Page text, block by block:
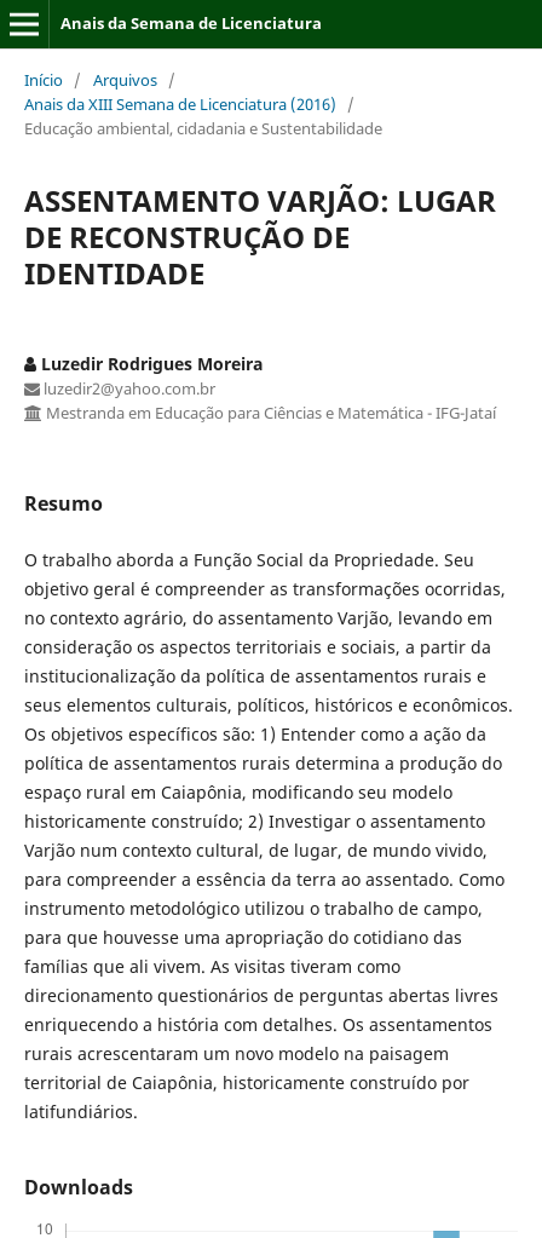
Anais da Semana de Licenciatura
Início / Arquivos /
Anais da XIII Semana de Licenciatura (2016)
/
Educação ambiental, cidadania e Sustentabilidade
ASSENTAMENTO VARJÃO: LUGAR
DE RECONSTRUÇÃO DE
IDENTIDADE
Luzedir Rodrigues Moreira
luzedir2@yahoo.com.br
Mestranda em Educação para Ciências e Matemática - IFG-Jataí
Resumo
O trabalho aborda a Função Social da Propriedade. Seu
objetivo geral é compreender as transformações ocorridas,
no contexto agrário, do assentamento Varjão, levando em
consideração os aspectos territoriais e sociais, a partir da
institucionalização da política de assentamentos rurais e
seus elementos culturais, políticos, históricos e econômicos.
Os objetivos específicos são: 1) Entender como a ação da
política de assentamentos rurais determina a produção do
espaço rural em Caiapônia, modificando seu modelo
historicamente construído; 2) Investigar o assentamento
Varjão num contexto cultural, de lugar, de mundo vivido,
para compreender a essência da terra ao assentado. Como
instrumento metodológico utilizou o trabalho de campo,
para que houvesse uma apropriação do cotidiano das
famílias que ali vivem. As visitas tiveram como
direcionamento questionários de perguntas abertas livres
enriquecendo a história com detalhes. Os assentamentos
rurais acrescentaram um novo modelo na paisagem
territorial de Caiapônia, historicamente construído por
latifundiários.
Downloads